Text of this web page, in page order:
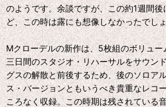
のようです。余談ですが、この約1週間
ど、この時は露にも想像しなかったでし
Mクローデルの新作は、5枚組のボリュ
三日間のスタジオ・リハーサルをサウン
グスの解散と前後するため、後のソロア
ス・バージョンともいうべき貴重なレコ
ころなく収録。この時期は残されている